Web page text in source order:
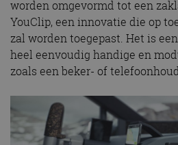
worden omgevormd tot een
YouClip, een innovatie die op
zal worden toegepast. Het is
heel eenvoudig handige en
zoals een beker- of